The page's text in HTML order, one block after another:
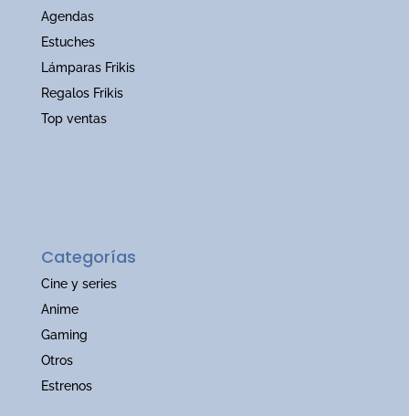
Agendas
Estuches
Lámparas Frikis
Regalos Frikis
Top ventas
Categorías
Cine y series
Anime
Gaming
Otros
Estrenos